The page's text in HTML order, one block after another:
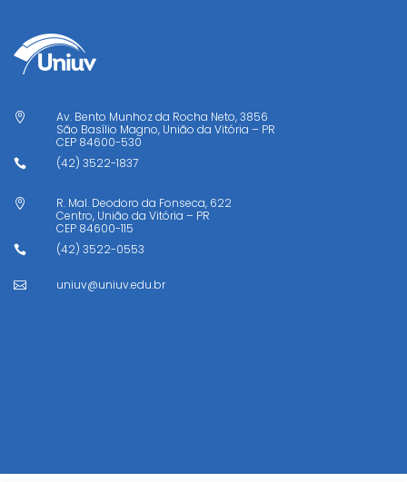

Av. Bento Munhoz da Rocha Neto, 3856
São Basílio Magno, União da Vitória – PR
CEP 84600-530
 (42) 3522-1837

R. Mal. Deodoro da Fonseca, 622
Centro, União da Vitória – PR
CEP 84600-115
 (42) 3522-0553
 uniuv@uniuv.edu.br